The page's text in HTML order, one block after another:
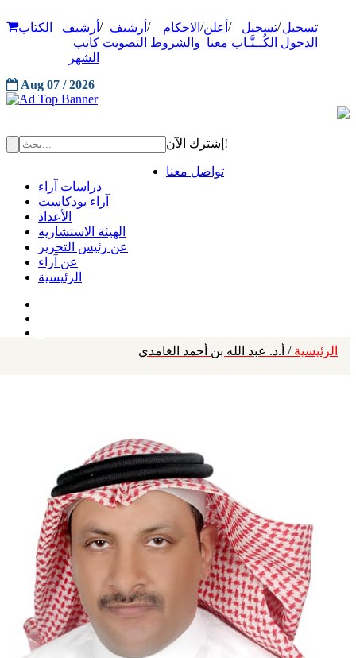
تسجيل
الدخول
/تسجيل
الكُــتَّـاب
/ أعلن
معنا
/ الاحكام
والشروط
/ أرشيف
التصويت
/ أرشيف
كاتب
الشهر
الكتاب
Aug 07 / 2026
إشترك الآن!
تواصل معنا
دراسات آراء
آراء بودكاست
الأعداد
الهيئة الاستشارية
عن رئيس التحرير
عن آراء
الرئيسية
الرئيسية / أ.د. عبد الله بن أحمد الغامدي